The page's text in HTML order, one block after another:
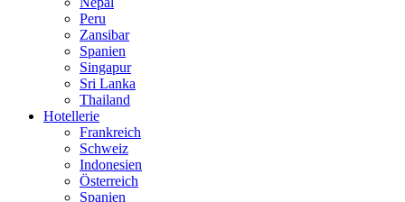
Peru
Zansibar
Spanien
Singapur
Sri Lanka
Thailand
Hotellerie
Frankreich
Schweiz
Indonesien
Österreich
Spanien